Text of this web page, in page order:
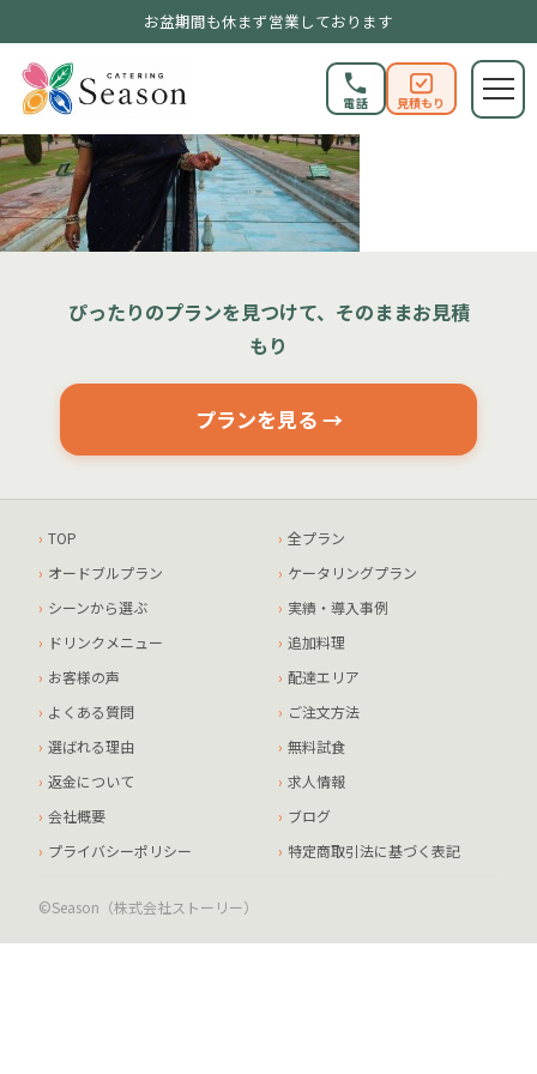
お盆期間も休まず営業しております
電話 見積もり
ぴったりのプランを見つけて、そのままお見積
もり
プランを見る →
TOP
全プラン
オードブルプラン
ケータリングプラン
シーンから選ぶ
実績・導入事例
ドリンクメニュー
追加料理
お客様の声
配達エリア
よくある質問
ご注文方法
選ばれる理由
無料試食
返金について
求人情報
会社概要
ブログ
プライバシーポリシー
特定商取引法に基づく表記
©Season（株式会社ストーリー）